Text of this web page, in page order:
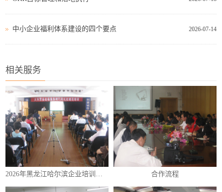
2026-07-14
中小企业福利体系建设的四个要点
相关服务
2026年黑龙江哈尔滨企业培训（内训）课程表 合作流程